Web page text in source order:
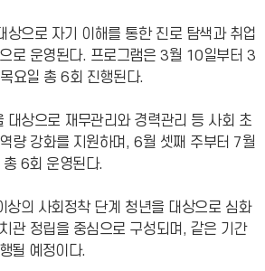
상으로 자기 이해를 통한 진로 탐색과 취업
로 운영된다. 프로그램은 3월 10일부터 3
요일 총 6회 진행된다.
대상으로 재무관리와 경력관리 등 사회 초
량 강화를 지원하며, 6월 셋째 주부터 7월
6회 운영된다.
의 사회정착 단계 청년을 대상으로 심화
관 정립을 중심으로 구성되며, 같은 기간
될 예정이다.